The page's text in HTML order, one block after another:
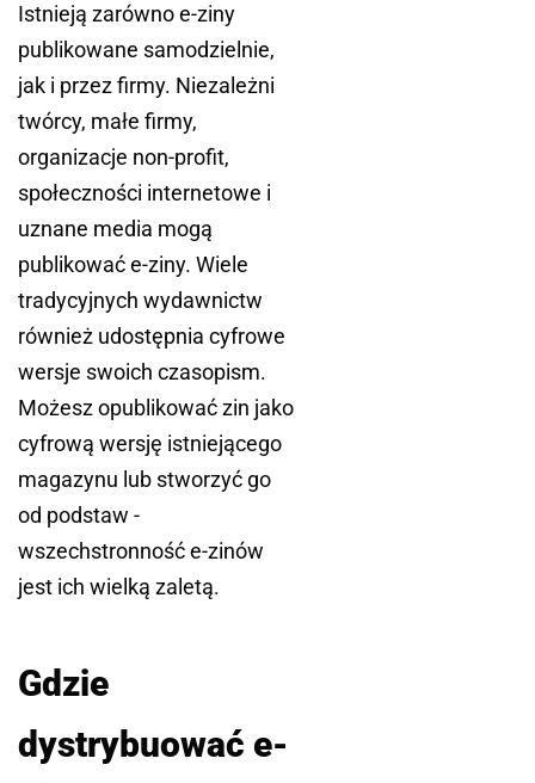
Istnieją zarówno e-ziny
publikowane samodzielnie,
jak i przez firmy. Niezależni
twórcy, małe firmy,
organizacje non-profit,
społeczności internetowe i
uznane media mogą
publikować e-ziny. Wiele
tradycyjnych wydawnictw
również udostępnia cyfrowe
wersje swoich czasopism.
Możesz opublikować zin jako
cyfrową wersję istniejącego
magazynu lub stworzyć go
od podstaw -
wszechstronność e-zinów
jest ich wielką zaletą.
Gdzie
dystrybuować e-